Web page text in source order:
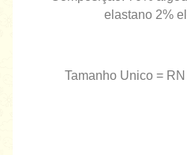
elastano 2%
Tamanho Unico =